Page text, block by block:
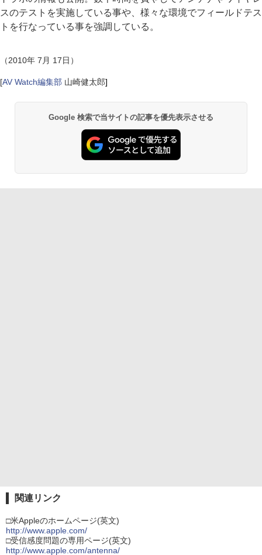
スのテストを実施している事や、様々な環境でフィールドテス
トを行なっている事を強調している。
（2010年 7月 17日）
[AV Watch編集部 山崎健太郎]
Google 検索で当サイトの記事を優先表示させる
関連リンク
□米Appleのホームページ(英文)
http://www.apple.com/
□受信感度問題の専用ページ(英文)
http://www.apple.com/antenna/